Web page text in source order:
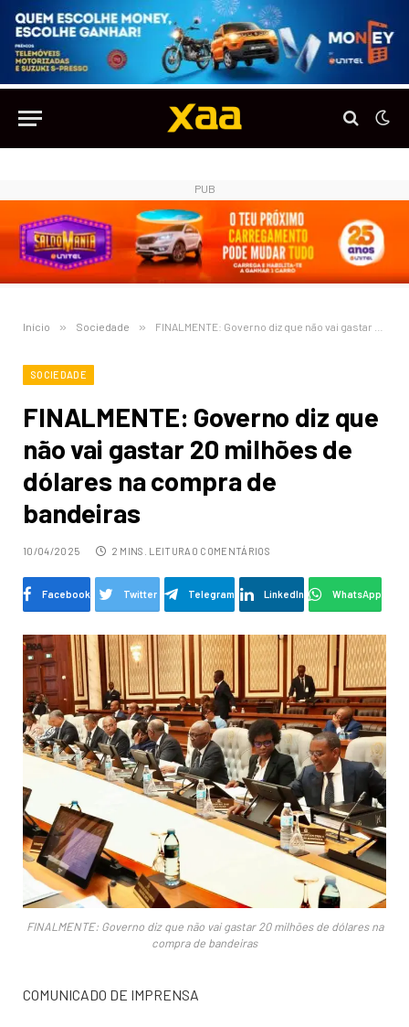
PUB
Início » Sociedade » FINALMENTE: Governo diz que não vai gastar 20 milhões de dólares na compra de bandeiras
SOCIEDADE
FINALMENTE: Governo diz que
não vai gastar 20 milhões de
dólares na compra de
bandeiras
10/04/2025 2 MINS. LEITURA 0 COMENTÁRIOS
Facebook Twitter Telegram LinkedIn WhatsApp
FINALMENTE: Governo diz que não vai gastar 20 milhões de dólares na
compra de bandeiras
COMUNICADO DE IMPRENSA